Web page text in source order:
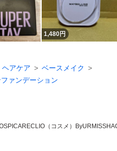
1,480円
ヘアケア
ベースメイク
ァンデーション
SPICARECLIO（コスメ） ByUR MISSHA